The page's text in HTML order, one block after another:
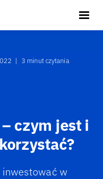
| 3 minut czytania
czym jest i
inwestować w